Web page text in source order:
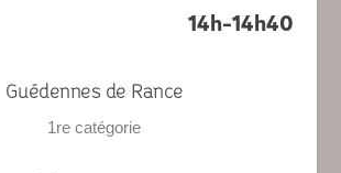
14h-14h40
Guédennes de Rance
1re catégorie